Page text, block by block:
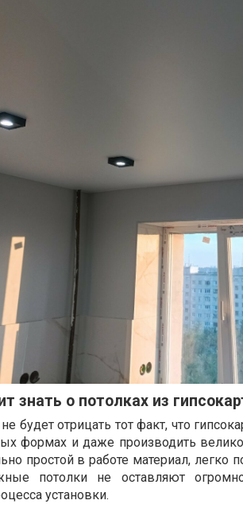
знать о потолках из
будет отрицать тот факт, что
формах и даже производить
простой в работе материал,
потолки не оставляют
установки.